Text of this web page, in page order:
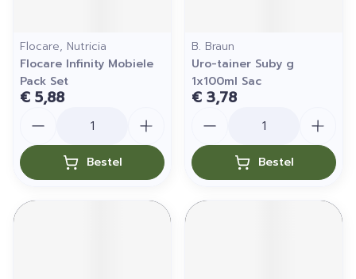
Flocare, Nutricia
Flocare Infinity Mobiele
Pack Set
€ 5,88
Bestel
B. Braun
Uro-tainer Suby g
1x100ml Sac
€ 3,78
Bestel